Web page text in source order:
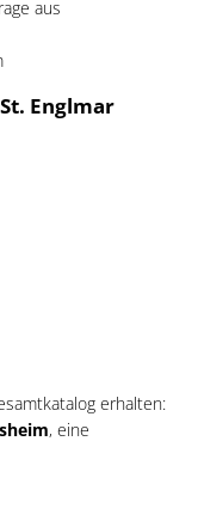
aus
Englmar
erhalten:
, eine